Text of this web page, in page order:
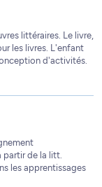
littéraires. Le livre,
les livres. L'enfant
d'activités.
de la litt.
les apprentissages